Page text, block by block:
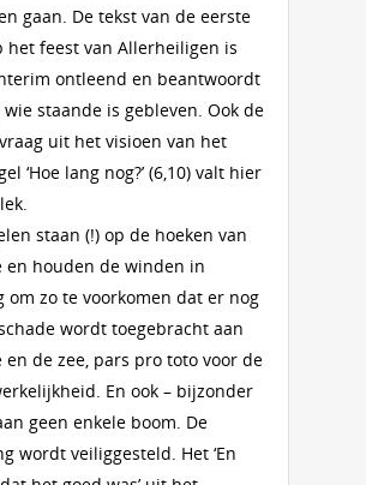
gaan. De tekst van de eerste
het feest van Allerheiligen is
ontleend en beantwoordt
staande is gebleven. Ook de
uit het visioen van het
‘Hoe lang nog?’ (6,10) valt hier
staan (!) op de hoeken van
en houden de winden in
om zo te voorkomen dat er nog
wordt toegebracht aan
en de zee, pars pro toto voor de
En ook – bijzonder
geen enkele boom. De
wordt veiliggesteld. Het ‘En